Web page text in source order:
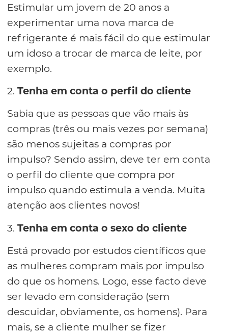
Estimular um jovem de 20 anos a
experimentar uma nova marca de
refrigerante é mais fácil do que estimular
um idoso a trocar de marca de leite, por
exemplo.
2. Tenha em conta o perfil do cliente
Sabia que as pessoas que vão mais às
compras (três ou mais vezes por semana)
são menos sujeitas a compras por
impulso? Sendo assim, deve ter em conta
o perfil do cliente que compra por
impulso quando estimula a venda. Muita
atenção aos clientes novos!
3. Tenha em conta o sexo do cliente
Está provado por estudos científicos que
as mulheres compram mais por impulso
do que os homens. Logo, esse facto deve
ser levado em consideração (sem
descuidar, obviamente, os homens). Para
mais, se a cliente mulher se fizer